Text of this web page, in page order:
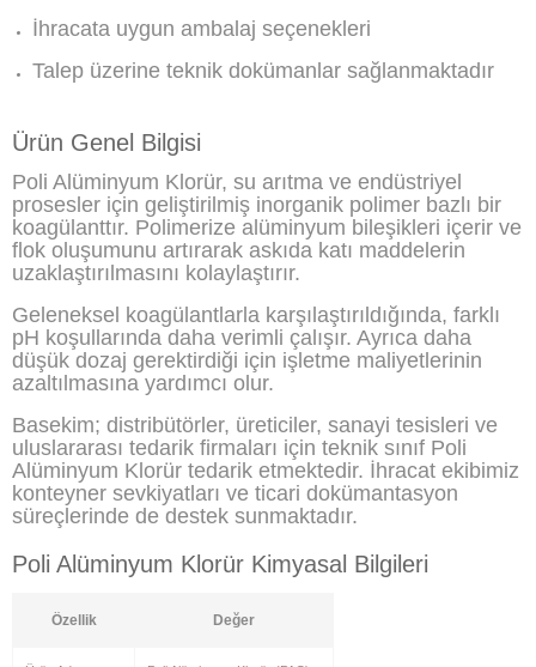
İhracata uygun ambalaj seçenekleri
Talep üzerine teknik dokümanlar sağlanmaktadır
Ürün Genel Bilgisi
Poli Alüminyum Klorür, su arıtma ve endüstriyel
prosesler için geliştirilmiş inorganik polimer bazlı bir
koagülanttır. Polimerize alüminyum bileşikleri içerir ve
flok oluşumunu artırarak askıda katı maddelerin
uzaklaştırılmasını kolaylaştırır.
Geleneksel koagülantlarla karşılaştırıldığında, farklı
pH koşullarında daha verimli çalışır. Ayrıca daha
düşük dozaj gerektirdiği için işletme maliyetlerinin
azaltılmasına yardımcı olur.
Basekim; distribütörler, üreticiler, sanayi tesisleri ve
uluslararası tedarik firmaları için teknik sınıf Poli
Alüminyum Klorür tedarik etmektedir. İhracat ekibimiz
konteyner sevkiyatları ve ticari dokümantasyon
süreçlerinde de destek sunmaktadır.
Poli Alüminyum Klorür Kimyasal Bilgileri
Özellik Değer